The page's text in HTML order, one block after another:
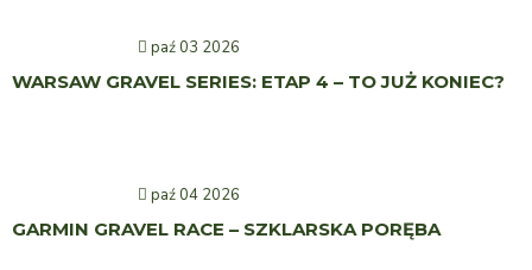
paź 03 2026
WARSAW GRAVEL SERIES: ETAP 4 – TO JUŻ KONIEC?
paź 04 2026
GARMIN GRAVEL RACE – SZKLARSKA PORĘBA